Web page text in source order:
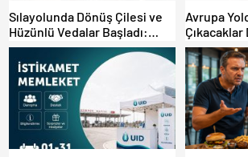
Sılayolunda Dönüş Çilesi ve
Hüzünlü Vedalar Başladı:
Kapıkule’de Yoğunluk Artıyor!
Avrupa
Güncel
Avrupa